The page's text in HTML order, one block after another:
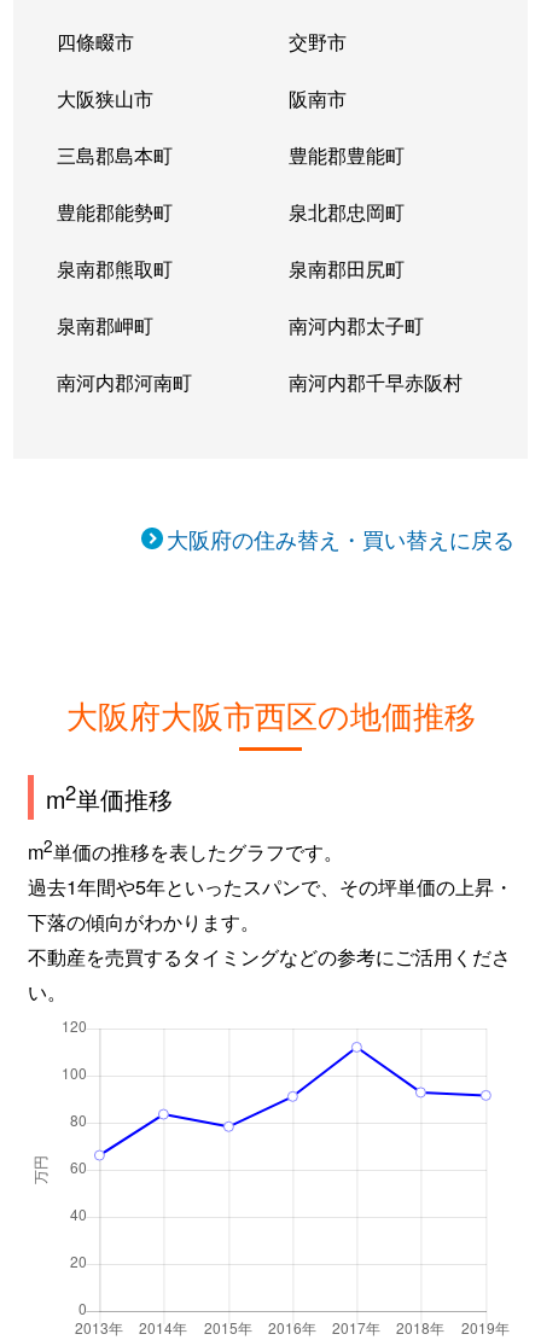
四條畷市 交野市
大阪狭山市 阪南市
三島郡島本町 豊能郡豊能町
豊能郡能勢町 泉北郡忠岡町
泉南郡熊取町 泉南郡田尻町
泉南郡岬町 南河内郡太子町
南河内郡河南町 南河内郡千早赤阪村
大阪府の住み替え・買い替えに戻る
大阪府大阪市西区の地価推移
m2単価推移
m2単価の推移を表したグラフです。
過去1年間や5年といったスパンで、その坪単価の上昇・
下落の傾向がわかります。
不動産を売買するタイミングなどの参考にご活用くださ
い。